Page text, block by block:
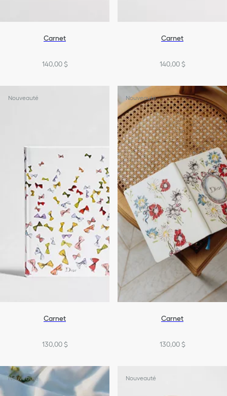
Carnet
140,00 $
Carnet
140,00 $
Nouveauté
Carnet
130,00 $
Nouveauté
Carnet
130,00 $
Nouveauté Nouveauté